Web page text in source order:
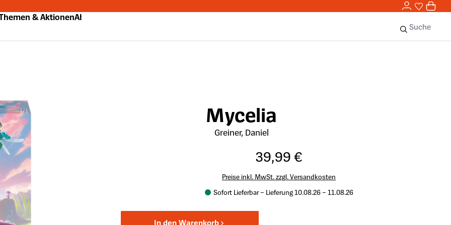
0,00
0
& AktionenAbo
Suche
Mycelia
Greiner, Daniel
39,99 €
Preise inkl. MwSt. zzgl. Versandkosten
Sofort Lieferbar – Lieferung 10.08.26 – 11.08.26
In den Warenkorb